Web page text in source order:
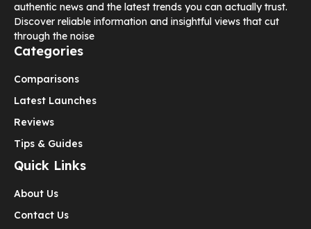
authentic news and the latest trends you can actually trust.
Discover reliable information and insightful views that cut
through the noise
Categories
Comparisons
Latest Launches
Reviews
Tips & Guides
Quick Links
About Us
Contact Us